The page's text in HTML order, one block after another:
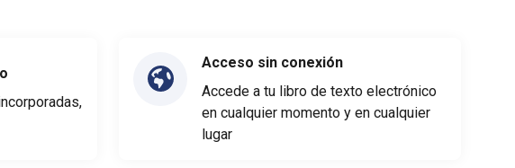
Acceso sin conexión
Accede a tu libro de texto electrónico
en cualquier momento y en cualquier
lugar